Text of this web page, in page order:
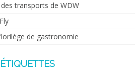
transports de WDW
de gastronomie
ÉTIQUETTES